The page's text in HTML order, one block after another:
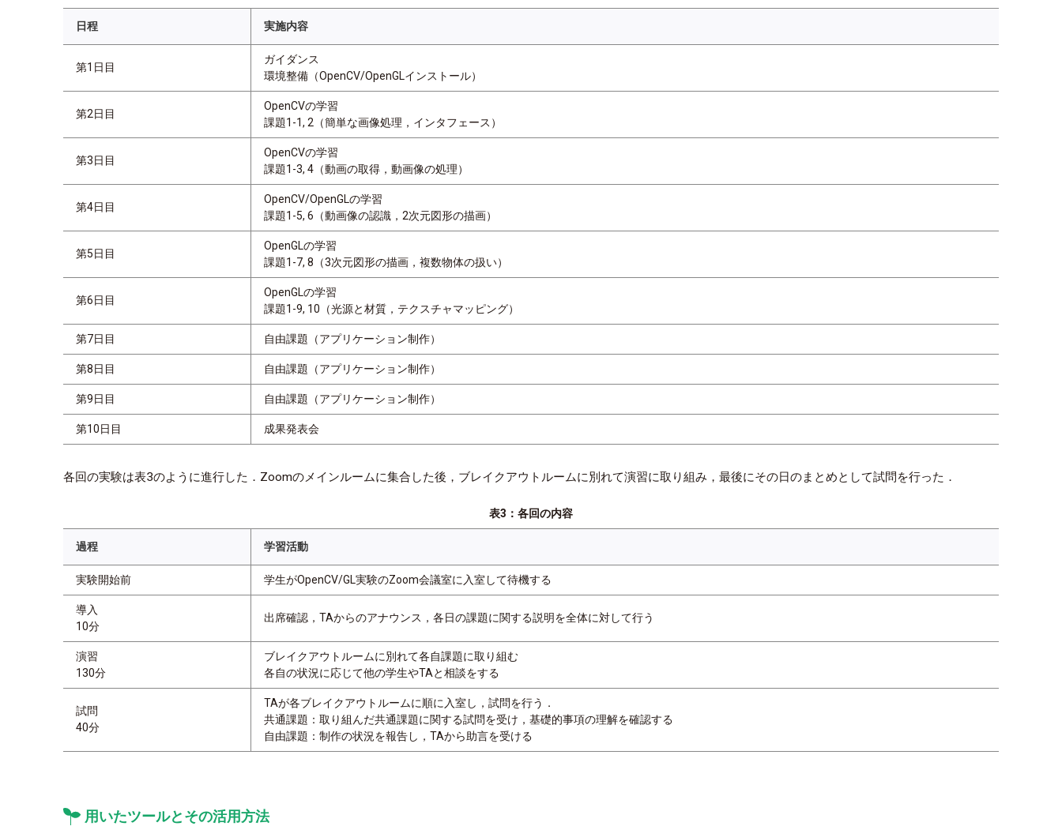
日程 実施内容
第1日目
ガイダンス
環境整備（OpenCV/OpenGLインストール）
第2日目
OpenCVの学習
課題1-1, 2（簡単な画像処理，インタフェース）
第3日目
OpenCVの学習
課題1-3, 4（動画の取得，動画像の処理）
第4日目
OpenCV/OpenGLの学習
課題1-5, 6（動画像の認識，2次元図形の描画）
第5日目
OpenGLの学習
課題1-7, 8（3次元図形の描画，複数物体の扱い）
第6日目
OpenGLの学習
課題1-9, 10（光源と材質，テクスチャマッピング）
第7日目 自由課題（アプリケーション制作）
第8日目 自由課題（アプリケーション制作）
第9日目 自由課題（アプリケーション制作）
第10日目 成果発表会
各回の実験は表3のように進行した．Zoomのメインルームに集合した後，ブレイクアウトルームに別れて演習に取り組み，最後にその日のまとめとして試問を行った．
表3：各回の内容
過程 学習活動
実験開始前 学生がOpenCV/GL実験のZoom会議室に入室して待機する
導入
10分
出席確認，TAからのアナウンス，各日の課題に関する説明を全体に対して行う
演習
130分
ブレイクアウトルームに別れて各自課題に取り組む
各自の状況に応じて他の学生やTAと相談をする
試問
40分
TAが各ブレイクアウトルームに順に入室し，試問を行う．
共通課題：取り組んだ共通課題に関する試問を受け，基礎的事項の理解を確認する
自由課題：制作の状況を報告し，TAから助言を受ける
用いたツールとその活用方法